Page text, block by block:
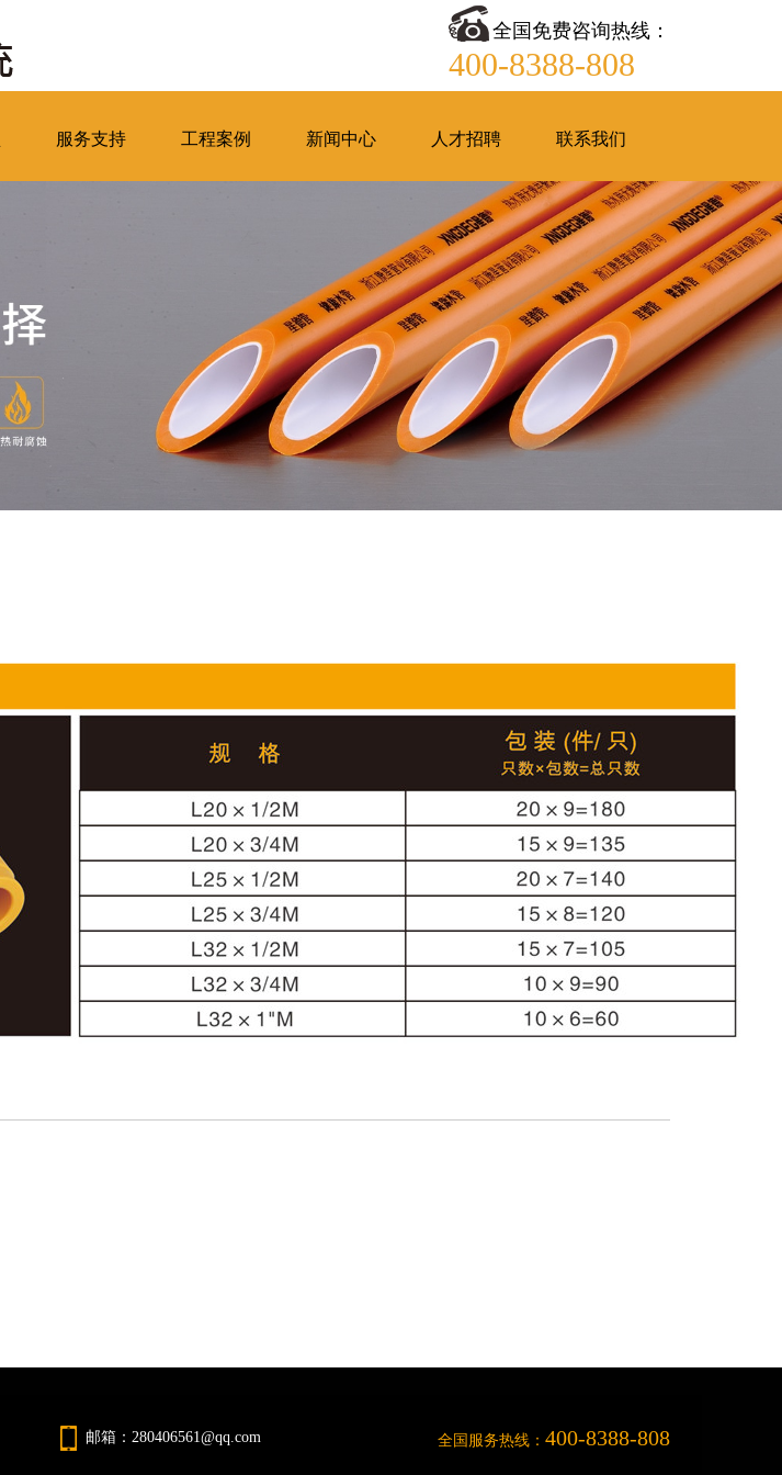
全国免费咨询热线：
400-8388-808
服务支持 工程案例 新闻中心 人才招聘 联系我们
邮箱：280406561@qq.com 全国服务热线： 400-8388-808